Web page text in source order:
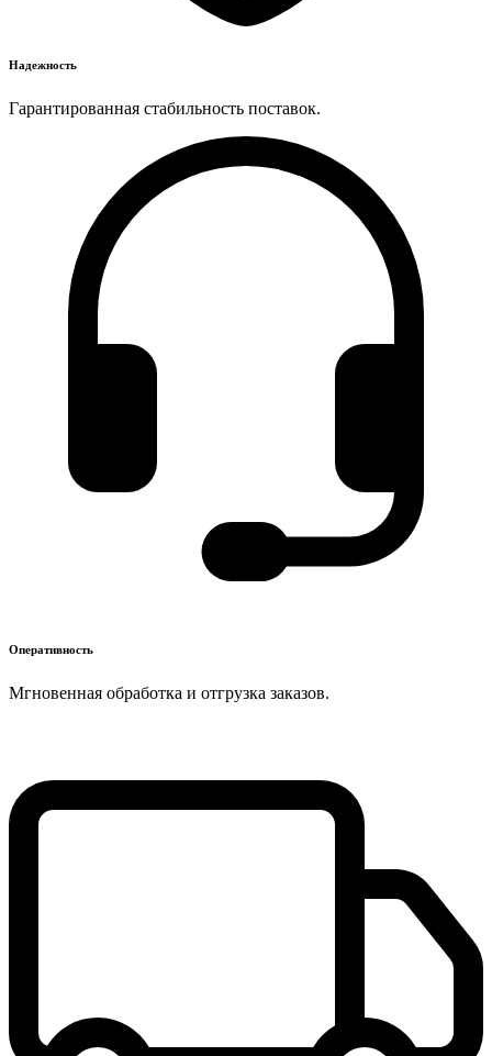
Надежность
Гарантированная стабильность поставок.
Оперативность
Мгновенная обработка и отгрузка заказов.